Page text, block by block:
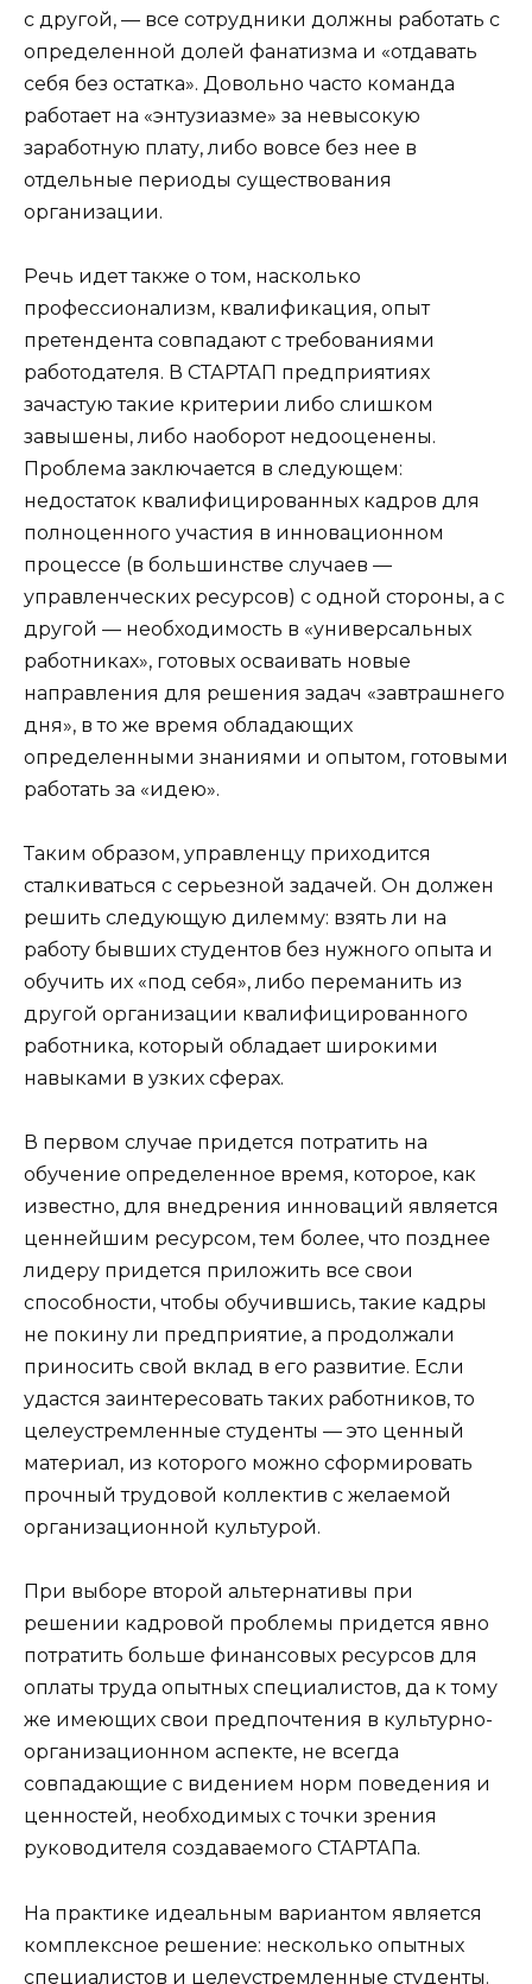
с другой, — все сотрудники должны работать с
определенной долей фанатизма и «отдавать
себя без остатка». Довольно часто команда
работает на «энтузиазме» за невысокую
заработную плату, либо вовсе без нее в
отдельные периоды существования
организации.
Речь идет также о том, насколько
профессионализм, квалификация, опыт
претендента совпадают с требованиями
работодателя. В СТАРТАП предприятиях
зачастую такие критерии либо слишком
завышены, либо наоборот недооценены.
Проблема заключается в следующем:
недостаток квалифицированных кадров для
полноценного участия в инновационном
процессе (в большинстве случаев —
управленческих ресурсов) с одной стороны, а с
другой — необходимость в «универсальных
работниках», готовых осваивать новые
направления для решения задач «завтрашнего
дня», в то же время обладающих
определенными знаниями и опытом, готовыми
работать за «идею».
Таким образом, управленцу приходится
сталкиваться с серьезной задачей. Он должен
решить следующую дилемму: взять ли на
работу бывших студентов без нужного опыта и
обучить их «под себя», либо переманить из
другой организации квалифицированного
работника, который обладает широкими
навыками в узких сферах.
В первом случае придется потратить на
обучение определенное время, которое, как
известно, для внедрения инноваций является
ценнейшим ресурсом, тем более, что позднее
лидеру придется приложить все свои
способности, чтобы обучившись, такие кадры
не покину ли предприятие, а продолжали
приносить свой вклад в его развитие. Если
удастся заинтересовать таких работников, то
целеустремленные студенты — это ценный
материал, из которого можно сформировать
прочный трудовой коллектив с желаемой
организационной культурой.
При выборе второй альтернативы при
решении кадровой проблемы придется явно
потратить больше финансовых ресурсов для
оплаты труда опытных специалистов, да к тому
же имеющих свои предпочтения в культурно-
организационном аспекте, не всегда
совпадающие с видением норм поведения и
ценностей, необходимых с точки зрения
руководителя создаваемого СТАРТАПа.
На практике идеальным вариантом является
комплексное решение: несколько опытных
специалистов и целеустремленные студенты.